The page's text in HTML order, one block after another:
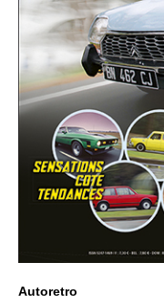
Autoretro